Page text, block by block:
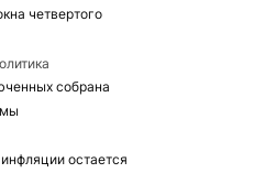
четвертого
собрана
остается